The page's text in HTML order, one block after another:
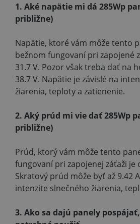
1. Aké napätie mi dá 285Wp
približne)
Napätie, ktoré vám môže tento
bežnom fungovaní pri zapojené
31.7 V. Pozor však treba dať na
38.7 V. Napätie je závislé na
žiarenia, teploty a zatienenie.
2. Aký prúd mi vie dať 285Wp
približne)
Prúd, ktorý vám môže tento
fungovaní pri zapojenej záťaži je
Skratový prúd môže byť až 9.42
intenzite slnečného žiarenia,
3. Ako sa dajú panely